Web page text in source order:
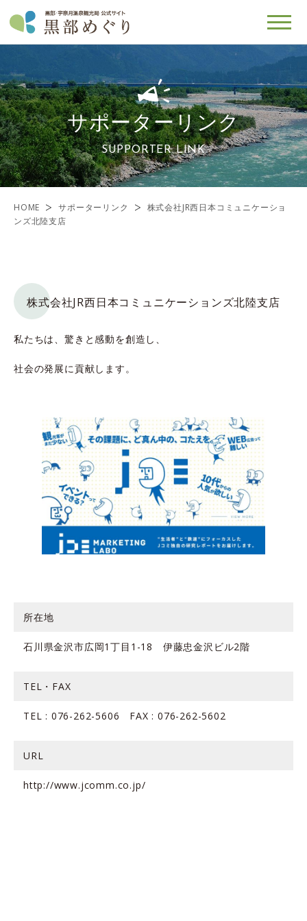
サポーターリンク
SUPPORTER LINK
HOME サポーターリンク
株式会社JR西日本コミュニケーショ
ンズ北陸支店
株式会社JR西日本コミュニケーションズ北陸支店
私たちは、驚きと感動を創造し、
社会の発展に貢献します。
所在地
石川県金沢市広岡1丁目1-18 伊藤忠金沢ビル2階
TEL・FAX
TEL : 076-262-5606 FAX : 076-262-5602
URL
http://www.jcomm.co.jp/